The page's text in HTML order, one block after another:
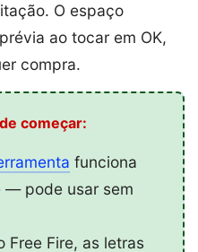
O espaço
ao tocar em OK,
compra.
começar:
funciona
— pode usar sem
Free Fire, as letras